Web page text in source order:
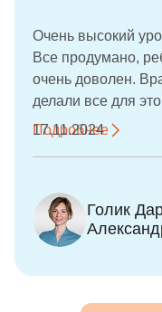
Очень высокий
Все продумано,
очень доволен.
делали все для
Подробнее
17.11.2024
Голик